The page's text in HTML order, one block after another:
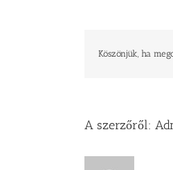
Köszönjük, ha
A szerzőről: